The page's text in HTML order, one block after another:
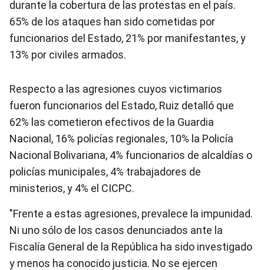
durante la cobertura de las protestas en el país.
65% de los ataques han sido cometidas por
funcionarios del Estado, 21% por manifestantes, y
13% por civiles armados.
Respecto a las agresiones cuyos victimarios
fueron funcionarios del Estado, Ruiz detalló que
62% las cometieron efectivos de la Guardia
Nacional, 16% policías regionales, 10% la Policía
Nacional Bolivariana, 4% funcionarios de alcaldías o
policías municipales, 4% trabajadores de
ministerios, y 4% el CICPC.
"Frente a estas agresiones, prevalece la impunidad.
Ni uno sólo de los casos denunciados ante la
Fiscalía General de la República ha sido investigado
y menos ha conocido justicia. No se ejercen